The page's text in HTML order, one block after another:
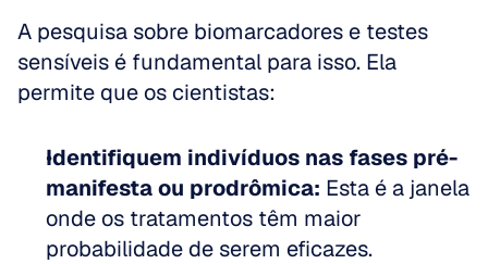
A pesquisa sobre biomarcadores e testes
sensíveis é fundamental para isso. Ela
permite que os cientistas:
Identifiquem indivíduos nas fases pré-
manifesta ou prodrômica: Esta é a janela
onde os tratamentos têm maior
probabilidade de serem eficazes.